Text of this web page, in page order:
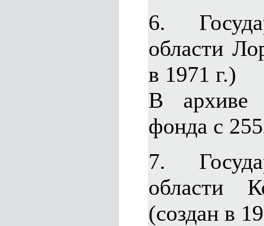
6.
области
в 1971 г.)
В архиве
фонда с
7.
области
(создан в